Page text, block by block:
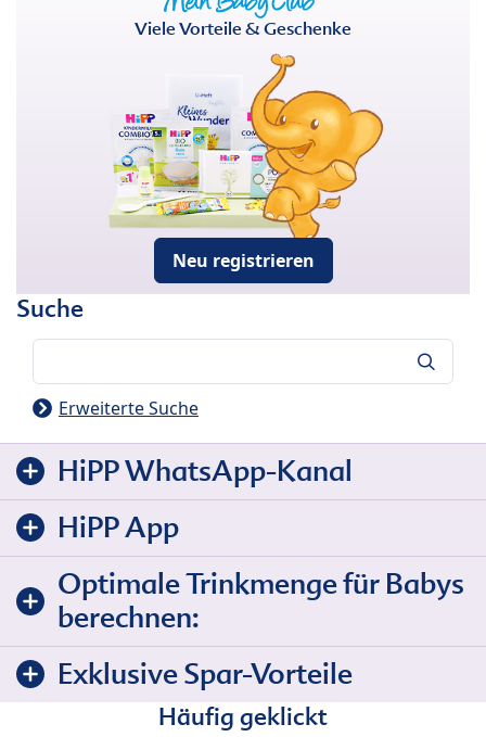
Viele Vorteile & Geschenke
Neu registrieren
Suche
Erweiterte Suche
HiPP WhatsApp-Kanal
HiPP App
Optimale Trinkmenge für Babys
berechnen:
Exklusive Spar-Vorteile
Häufig geklickt